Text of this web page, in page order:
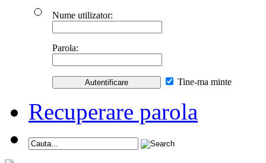
Nume utilizator:
Parola:
Tine-ma minte
Recuperare parola